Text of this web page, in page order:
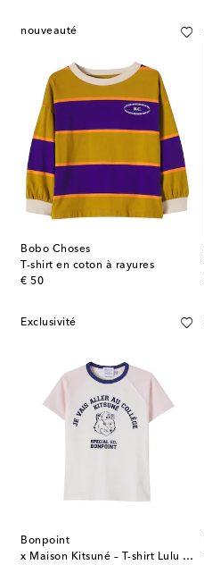
nouveauté
Bobo Choses
T-shirt en coton à rayures
€ 50
original price
Exclusivité
Bonpoint
x Maison Kitsuné – T-shirt Lulu en coton